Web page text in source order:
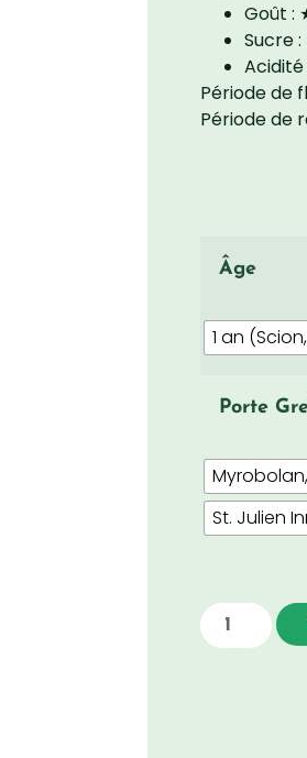
Goût :
Sucre :
Acidité
Période de
Période de
Âge
1 an
Porte
St. Julien